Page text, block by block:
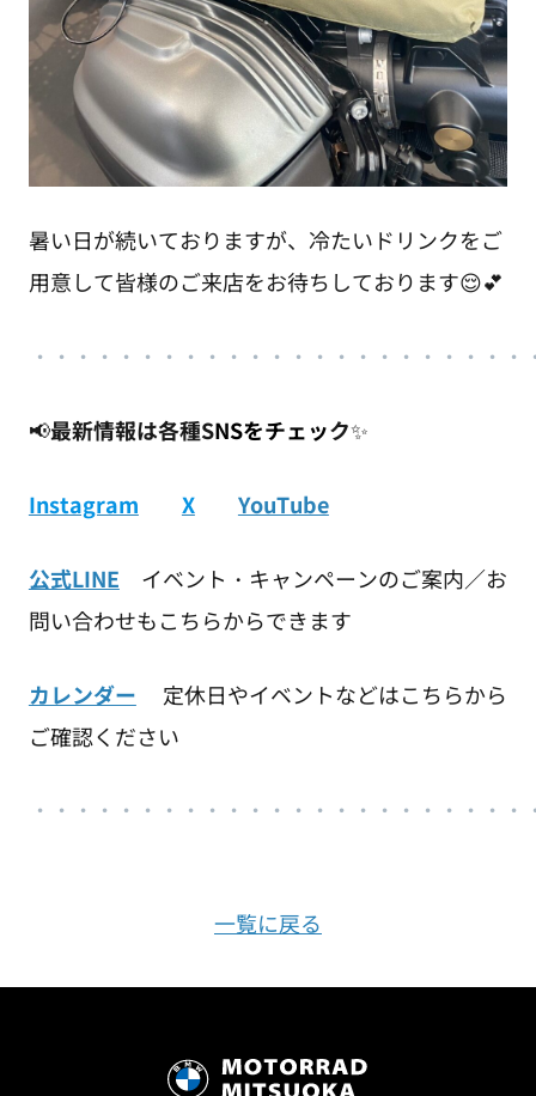
暑い日が続いておりますが、冷たいドリンクをご
用意して皆様のご来店をお待ちしております😌💕
・・・・・・・・・・・・・・・・・・・・・・
📢最新情報は各種SNSをチェック✨
Instagram X YouTube
公式LINE イベント・キャンペーンのご案内／お
問い合わせもこちらからできます
カレンダー 定休日やイベントなどはこちらから
ご確認ください
・・・・・・・・・・・・・・・・・・・・・・
一覧に戻る